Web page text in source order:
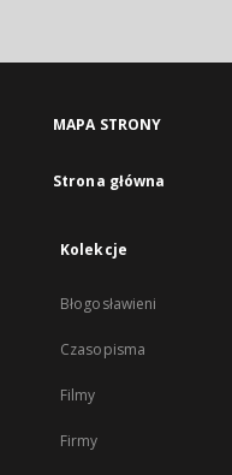
MAPA STRONY
Strona główna
Kolekcje
Błogosławieni
Czasopisma
Filmy
Firmy